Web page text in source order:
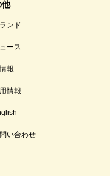
他
ンド
ース
報
情報
い合わせ